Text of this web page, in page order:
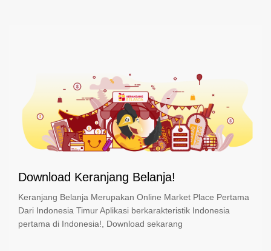
Download Keranjang Belanja!
Keranjang Belanja Merupakan Online Market Place Pertama
Dari Indonesia Timur Aplikasi berkarakteristik Indonesia
pertama di Indonesia!, Download sekarang